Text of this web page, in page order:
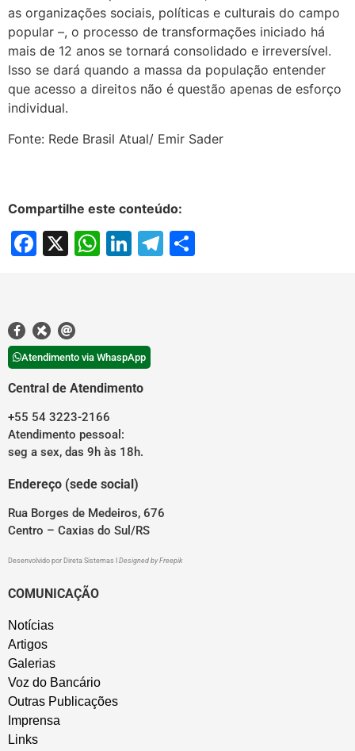
as organizações sociais, políticas e culturais do campo
popular –, o processo de transformações iniciado há
mais de 12 anos se tornará consolidado e irreversível.
Isso se dará quando a massa da população entender
que acesso a direitos não é questão apenas de esforço
individual.
Fonte: Rede Brasil Atual/ Emir Sader
Compartilhe este conteúdo:
Facebook
X WhatsApp
LinkedIn
Telegram
Atendimento via WhaspApp
Central de Atendimento
+55 54 3223-2166
Atendimento pessoal:
seg a sex, das 9h às 18h.
Endereço (sede social)
Rua Borges de Medeiros, 676
Centro – Caxias do Sul/RS
Desenvolvido por Direta Sistemas Designed by Freepik
COMUNICAÇÃO
Notícias
Artigos
Galerias
Voz do Bancário
Outras Publicações
Imprensa
Links